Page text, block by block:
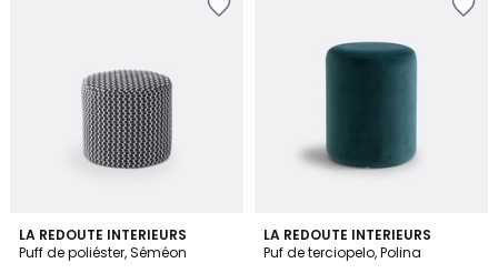
LA REDOUTE INTERIEURS
Puff de poliéster, Séméon
4,8
/ 5
3
Colores
LA REDOUTE INTERIEURS
Puf de terciopelo, Polina
4,5
/ 5
3
Colores